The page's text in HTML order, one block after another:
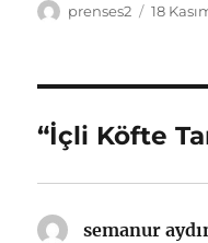
Yazar
prenses2
Yayın
18
“İçli Köfte
semanur